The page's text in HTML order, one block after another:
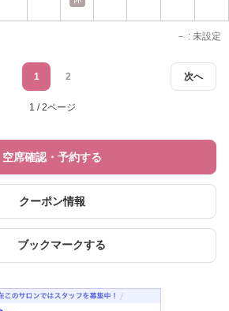
－ : 未設定
次へ
1 2
1 / 2ページ
空席確認・予約する
クーポン情報
ブックマークする